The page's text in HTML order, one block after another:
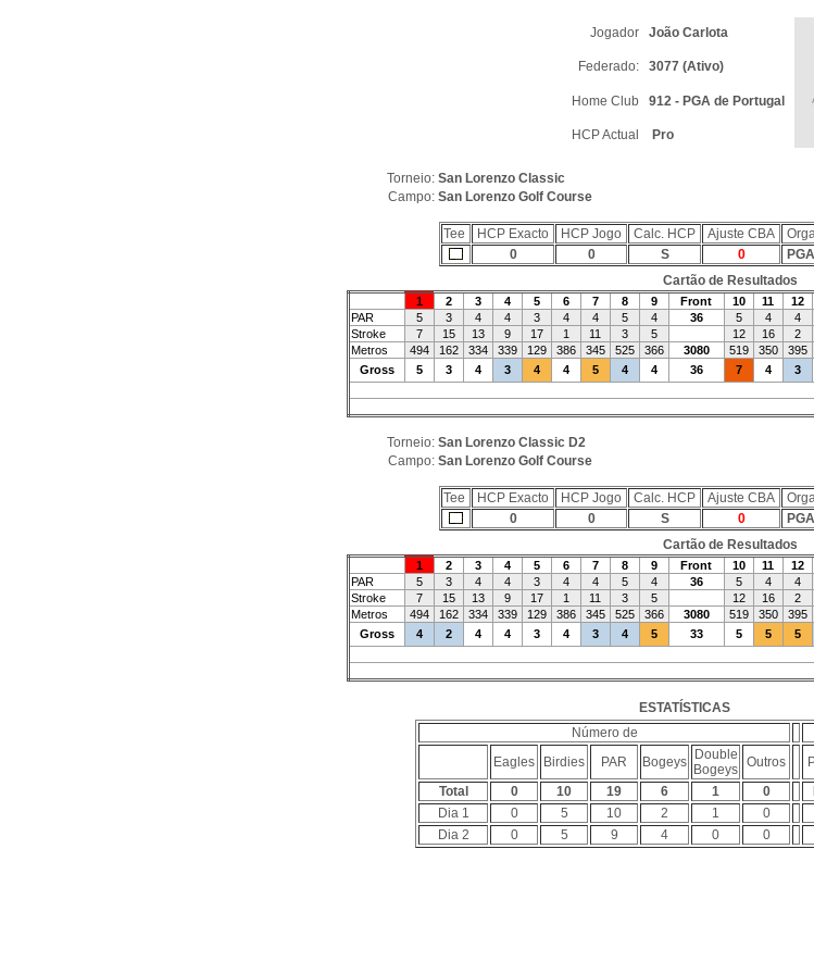
Jogador João Carlota
Federado: 3077 (Ativo)
Home Club 912 - PGA de Portugal
HCP Actual Pro
Torneio: San Lorenzo Classic
Campo: San Lorenzo Golf Course
Tee HCP Exacto HCP Jogo Calc. HCP Ajuste CBA
0
0 S 0
Cartão de Resultados
1 2 3 4 5 6 7 8 9 Front 10 11 12
PAR
5 3 4 4 3 4 4 5 4 36 5 4 4
Stroke
7 15 13 9 17 1 11 3 5 12 16 2
Metros
494 162 334 339 129 386 345 525 366 3080 519 350 395
Gross
5 3 4 3 4 4 5 4 4 36 7 4 3
Torneio: San Lorenzo Classic D2
Campo: San Lorenzo Golf Course
Tee HCP Exacto HCP Jogo Calc. HCP Ajuste CBA
0
0 S 0
Cartão de Resultados
1 2 3 4 5 6 7 8 9 Front 10 11 12
PAR
5 3 4 4 3 4 4 5 4 36 5 4 4
Stroke
7 15 13 9 17 1 11 3 5 12 16 2
Metros
494 162 334 339 129 386 345 525 366 3080 519 350 395
Gross
4 2 4 4 3 4 3 4 5 33 5 5 5
ESTATÍSTICAS
Número de
Eagles
Birdies PAR Bogeys
Double
Bogeys Outros
Total
0 10 19 6 1 0
Dia 1
0 5 10 2 1 0
Dia 2
0 5 9 4 0 0